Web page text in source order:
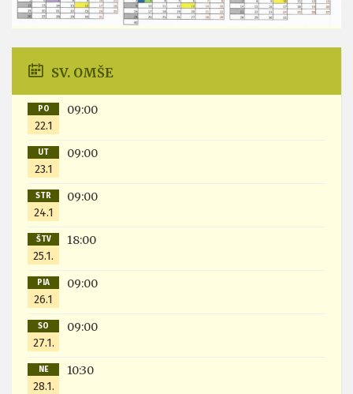
SV. OMŠE
PO
22.1
09:00
UT
23.1
09:00
STR
24.1
09:00
ŠTV
25.1.
18:00
PIA
26.1
09:00
SO
27.1.
09:00
NE
28.1.
10:30